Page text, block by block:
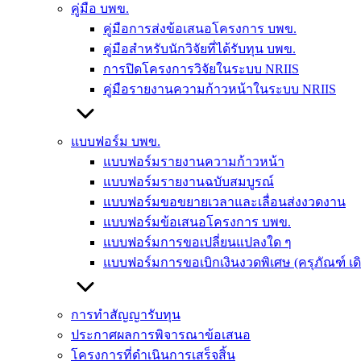
คู่มือ บพข.
คู่มือการส่งข้อเสนอโครงการ บพข.
คู่มือสำหรับนักวิจัยที่ได้รับทุน บพข.
การปิดโครงการวิจัยในระบบ NRIIS
คู่มือรายงานความก้าวหน้าในระบบ NRIIS
แบบฟอร์ม บพข.
แบบฟอร์มรายงานความก้าวหน้า
แบบฟอร์มรายงานฉบับสมบูรณ์
แบบฟอร์มขอขยายเวลาและเลื่อนส่งงวดงาน
แบบฟอร์มข้อเสนอโครงการ บพข.
แบบฟอร์มการขอเปลี่ยนแปลงใด ๆ
แบบฟอร์มการขอเบิกเงินงวดพิเศษ (ครุภัณฑ์ เ
การทำสัญญารับทุน
ประกาศผลการพิจารณาข้อเสนอ
โครงการที่ดำเนินการเสร็จสิ้น